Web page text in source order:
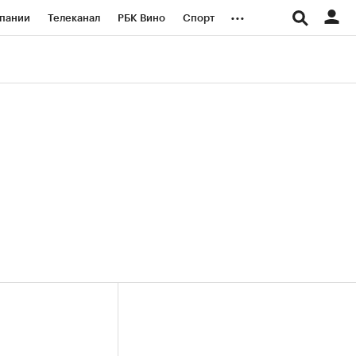
Телеканал РБК Вино Спорт ...